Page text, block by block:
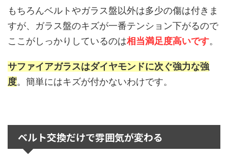
もちろんベルトやガラス盤以外は多少の傷は付きま
すが、ガラス盤のキズが一番テンション下がるので
ここがしっかりしているのは相当満足度高いです。
サファイアガラスはダイヤモンドに次ぐ強力な強
度。簡単にはキズが付かないわけです。
ベルト交換だけで雰囲気が変わる